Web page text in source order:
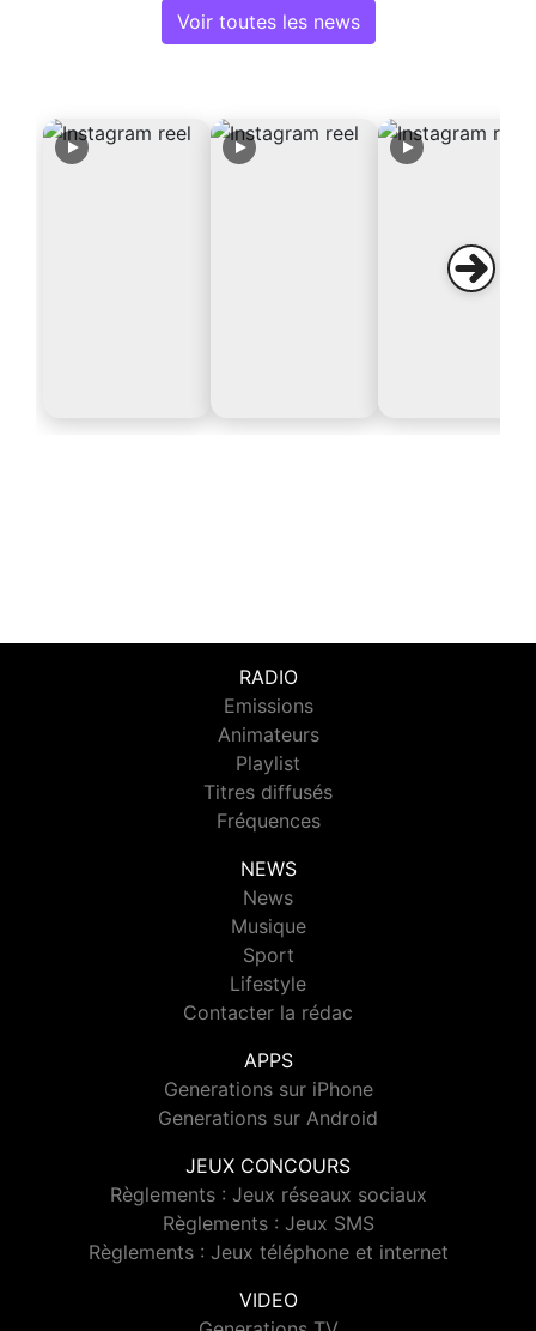
Voir toutes les news
RADIO
Emissions
Animateurs
Playlist
Titres diffusés
Fréquences
NEWS
News
Musique
Sport
Lifestyle
Contacter la rédac
APPS
Generations sur iPhone
Generations sur Android
JEUX CONCOURS
Règlements : Jeux réseaux sociaux
Règlements : Jeux SMS
Règlements : Jeux téléphone et internet
VIDEO